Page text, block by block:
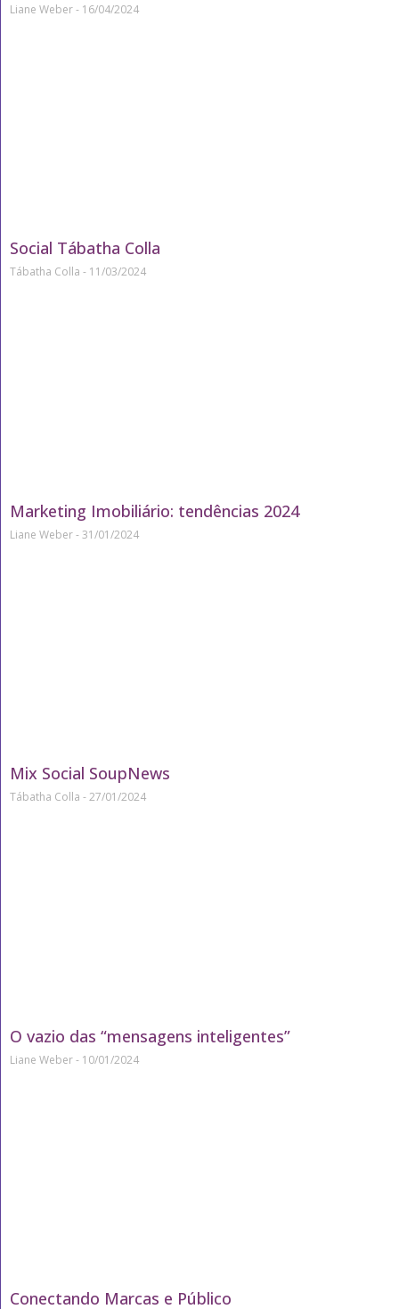
Liane Weber 16/04/2024
Social Tábatha Colla
Tábatha Colla 11/03/2024
Marketing Imobiliário: tendências 2024
Liane Weber 31/01/2024
Mix Social SoupNews
Tábatha Colla 27/01/2024
O vazio das “mensagens inteligentes”
Liane Weber 10/01/2024
Conectando Marcas e Público